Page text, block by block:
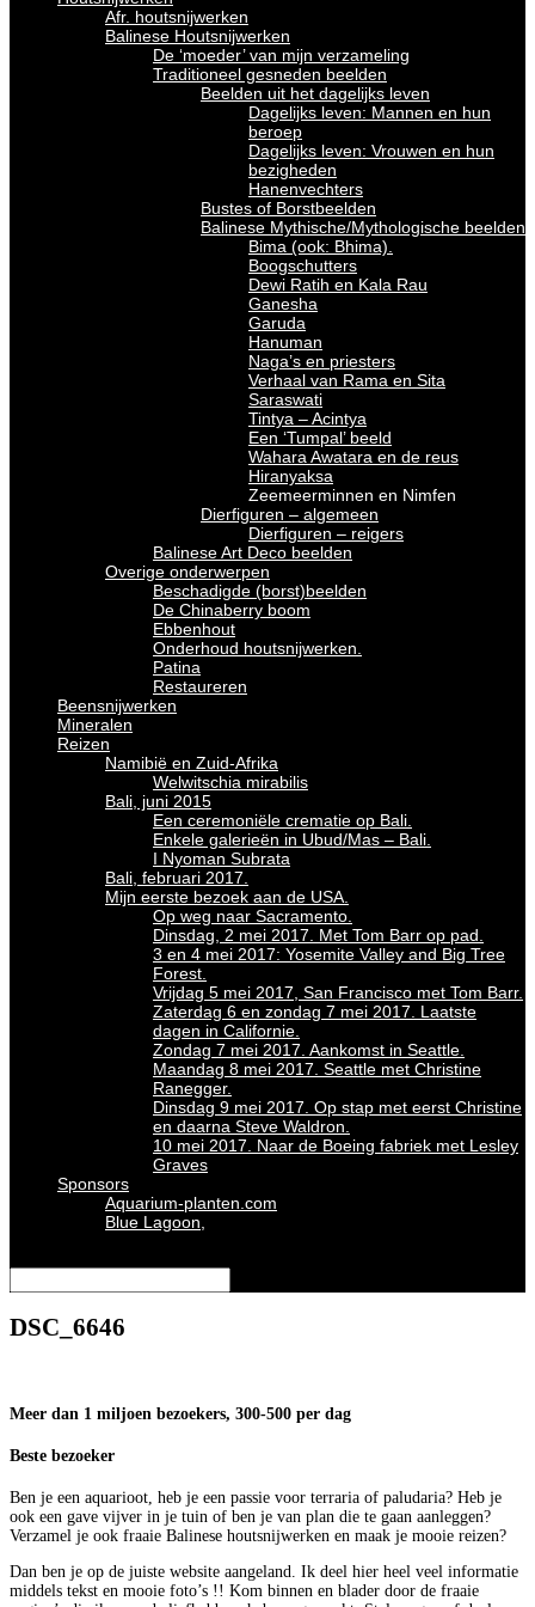
Afr. houtsnijwerken
Balinese Houtsnijwerken
De ‘moeder’ van mijn verzameling
Traditioneel gesneden beelden
Beelden uit het dagelijks leven
Dagelijks leven: Mannen en hun
beroep
Dagelijks leven: Vrouwen en hun
bezigheden
Hanenvechters
Bustes of Borstbeelden
Balinese Mythische/Mythologische beelden
Bima (ook: Bhima).
Boogschutters
Dewi Ratih en Kala Rau
Ganesha
Garuda
Hanuman
Naga’s en priesters
Verhaal van Rama en Sita
Saraswati
Tintya – Acintya
Een ‘Tumpal’ beeld
Wahara Awatara en de reus
Hiranyaksa
Zeemeerminnen en Nimfen
Dierfiguren – algemeen
Dierfiguren – reigers
Balinese Art Deco beelden
Overige onderwerpen
Beschadigde (borst)beelden
De Chinaberry boom
Ebbenhout
Onderhoud houtsnijwerken.
Patina
Restaureren
Beensnijwerken
Mineralen
Reizen
Namibië en Zuid-Afrika
Welwitschia mirabilis
Bali, juni 2015
Een ceremoniële crematie op Bali.
Enkele galerieën in Ubud/Mas – Bali.
I Nyoman Subrata
Bali, februari 2017.
Mijn eerste bezoek aan de USA.
Op weg naar Sacramento.
Dinsdag, 2 mei 2017. Met Tom Barr op pad.
3 en 4 mei 2017: Yosemite Valley and Big Tree
Forest.
Vrijdag 5 mei 2017, San Francisco met Tom Barr.
Zaterdag 6 en zondag 7 mei 2017. Laatste
dagen in Californie.
Zondag 7 mei 2017. Aankomst in Seattle.
Maandag 8 mei 2017. Seattle met Christine
Ranegger.
Dinsdag 9 mei 2017. Op stap met eerst Christine
en daarna Steve Waldron.
10 mei 2017. Naar de Boeing fabriek met Lesley
Graves
Sponsors
Aquarium-planten.com
Blue Lagoon,
DSC_6646
Meer dan 1 miljoen bezoekers, 300-500 per dag
Beste bezoeker
Ben je een aquarioot, heb je een passie voor terraria of paludaria? Heb je
ook een gave vijver in je tuin of ben je van plan die te gaan aanleggen?
Verzamel je ook fraaie Balinese houtsnijwerken en maak je mooie reizen?
Dan ben je op de juiste website aangeland. Ik deel hier heel veel informatie
middels tekst en mooie foto’s !! Kom binnen en blader door de fraaie